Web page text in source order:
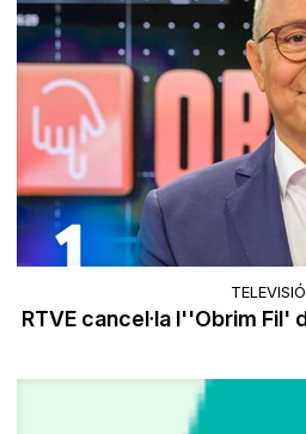
TELEVISIÓ
RTVE cancel·la l''Obrim Fil'